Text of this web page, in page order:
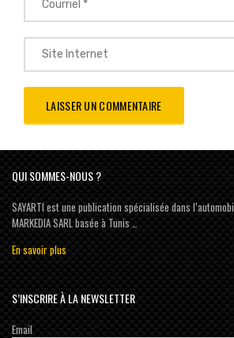
QUI SOMMES-NOUS ?
SAYARTI est une publication spécialisée dans
MARKEDIA SARL basée à Tunis …
En savoir plus
S’INSCRIRE À LA NEWSLETTER
Email